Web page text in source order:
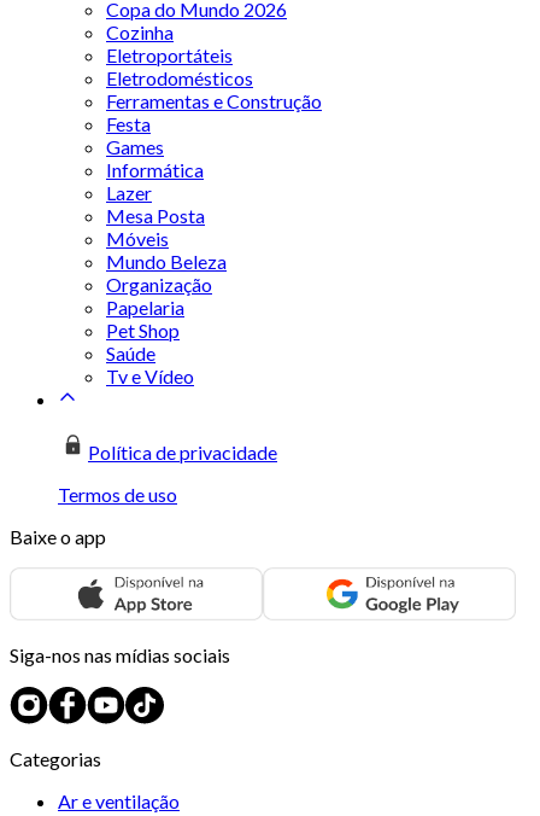
Copa do Mundo 2026
Cozinha
Eletroportáteis
Eletrodomésticos
Ferramentas e Construção
Festa
Games
Informática
Lazer
Mesa Posta
Móveis
Mundo Beleza
Organização
Papelaria
Pet Shop
Saúde
Tv e Vídeo
Política de privacidade
Termos de uso
Baixe o app
Siga-nos nas mídias sociais
Categorias
Ar e ventilação